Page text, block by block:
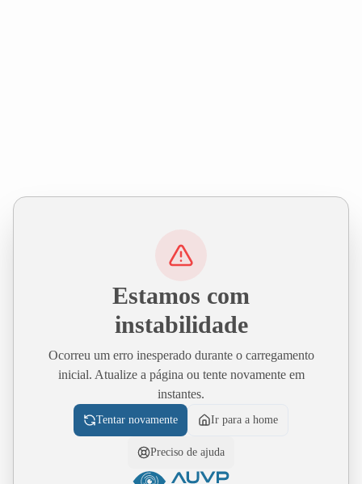
Estamos com
instabilidade
Ocorreu um erro inesperado durante o carregamento
inicial. Atualize a página ou tente novamente em
instantes.
Tentar novamente Ir para a home
Preciso de ajuda